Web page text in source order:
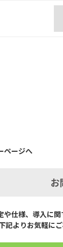
ページへ
お
や仕様、導入に
記よりお気軽にご